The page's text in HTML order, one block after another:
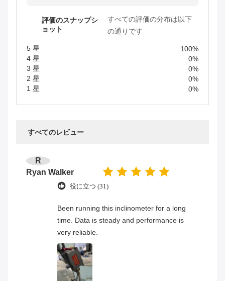
評価のスナップシ
ョット
すべての評価の分布は以下
の通りです
5 星
100%
4 星
0%
3 星
0%
2 星
0%
1 星
0%
すべてのレビュー
R
Ryan Walker
役に立つ (31)
Been running this inclinometer for a long
time. Data is steady and performance is
very reliable.